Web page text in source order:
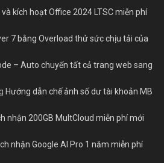
kích hoạt Office 2024 LTSC miễn phí
7 bằng Overload thử sức chịu tải của
– Auto chuyển tất cả trang web sang
Hướng dẫn chế ảnh số dư tài khoản MB
nhận 200GB MultCloud miễn phí mới
nhận Google AI Pro 1 năm miễn phí